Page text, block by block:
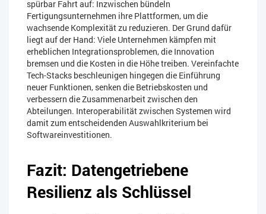
spürbar Fahrt auf: Inzwischen bündeln
Fertigungsunternehmen ihre Plattformen, um die
wachsende Komplexität zu reduzieren. Der Grund dafür
liegt auf der Hand: Viele Unternehmen kämpfen mit
erheblichen Integrationsproblemen, die Innovation
bremsen und die Kosten in die Höhe treiben. Vereinfachte
Tech-Stacks beschleunigen hingegen die Einführung
neuer Funktionen, senken die Betriebskosten und
verbessern die Zusammenarbeit zwischen den
Abteilungen. Interoperabilität zwischen Systemen wird
damit zum entscheidenden Auswahlkriterium bei
Softwareinvestitionen.
Fazit: Datengetriebene
Resilienz als Schlüssel